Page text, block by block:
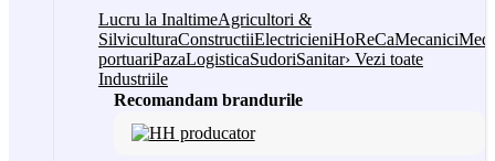
Lucru la InaltimeAgricultori &
SilviculturaConstructiiElectricieniHoReCaMecanici
portuariPazaLogisticaSudoriSanitar› Vezi toate
Industriile
Recomandam brandurile